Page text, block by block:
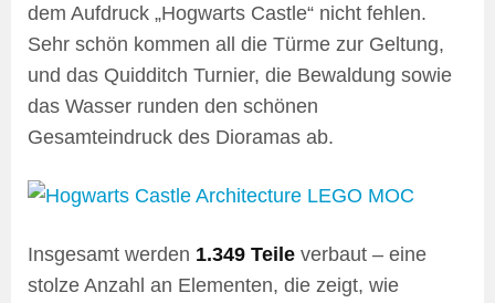
dem Aufdruck „Hogwarts Castle“ nicht fehlen.
Sehr schön kommen all die Türme zur Geltung,
und das Quidditch Turnier, die Bewaldung sowie
das Wasser runden den schönen
Gesamteindruck des Dioramas ab.
Insgesamt werden 1.349 Teile verbaut – eine
stolze Anzahl an Elementen, die zeigt, wie